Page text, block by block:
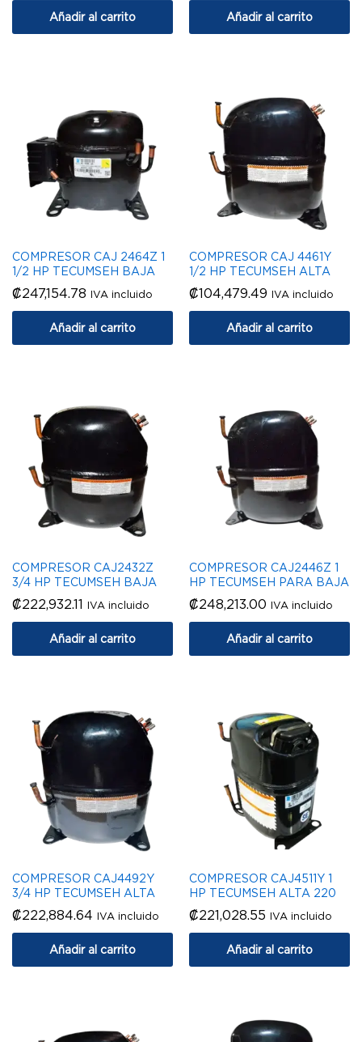
Añadir al carrito Añadir al carrito
COMPRESOR CAJ 2464Z 1
1/2 HP TECUMSEH BAJA
₡247,154.78 IVA incluido
Añadir al carrito
COMPRESOR CAJ 4461Y
1/2 HP TECUMSEH ALTA
₡104,479.49 IVA incluido
Añadir al carrito
COMPRESOR CAJ2432Z
3/4 HP TECUMSEH BAJA
₡222,932.11 IVA incluido
Añadir al carrito
COMPRESOR CAJ2446Z 1
HP TECUMSEH PARA BAJA
₡248,213.00 IVA incluido
Añadir al carrito
COMPRESOR CAJ4492Y
3/4 HP TECUMSEH ALTA
₡222,884.64 IVA incluido
Añadir al carrito
COMPRESOR CAJ4511Y 1
HP TECUMSEH ALTA 220
₡221,028.55 IVA incluido
Añadir al carrito